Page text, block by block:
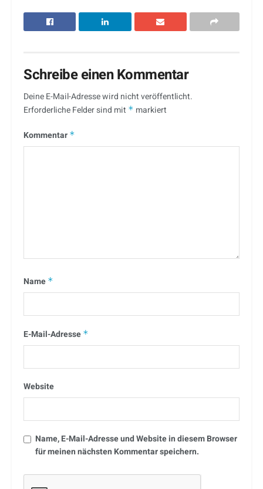
Schreibe einen Kommentar
Deine E-Mail-Adresse wird nicht veröffentlicht.
Erforderliche Felder sind mit * markiert
Kommentar *
Name *
E-Mail-Adresse *
Website
Name, E-Mail-Adresse und Website in diesem Browser
für meinen nächsten Kommentar speichern.